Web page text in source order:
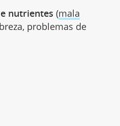
nutrientes (mala
problemas de